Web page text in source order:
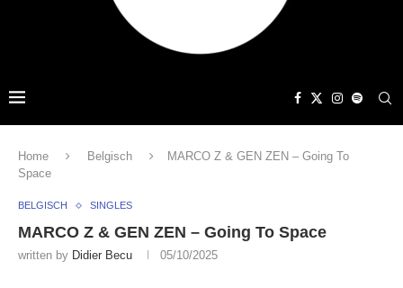
Home Belgisch
MARCO Z & GEN ZEN – Going To
Space
BELGISCH SINGLES
MARCO Z & GEN ZEN – Going To Space
written by Didier Becu 05/10/2025